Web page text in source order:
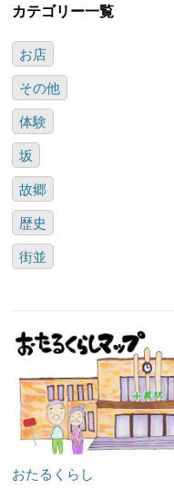
カテゴリー一覧
お店
その他
体験
坂
故郷
歴史
街並
おたるくらし